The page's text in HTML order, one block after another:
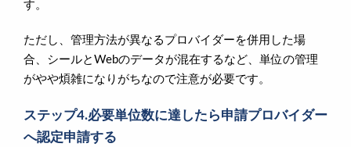
す。
ただし、管理方法が異なるプロバイダーを併用した場
合、シールとWebのデータが混在するなど、単位の管理
がやや煩雑になりがちなので注意が必要です。
ステップ4.必要単位数に達したら申請プロバイダー
へ認定申請する